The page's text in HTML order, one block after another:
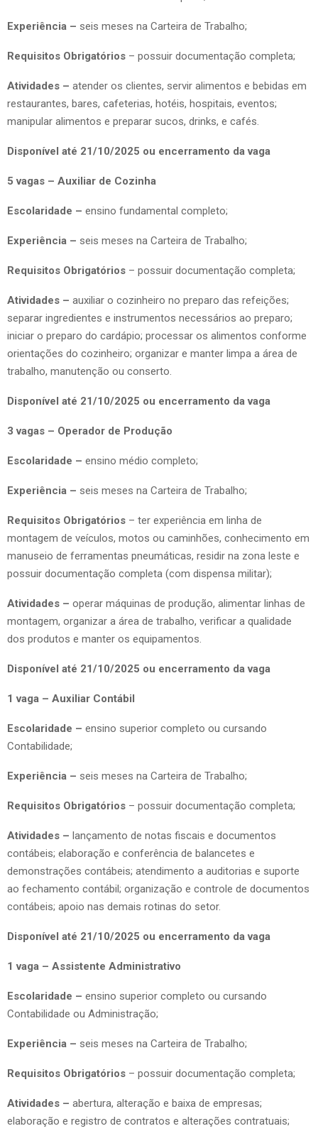
Experiência – seis meses na Carteira de Trabalho;
Requisitos Obrigatórios – possuir documentação completa;
Atividades – atender os clientes, servir alimentos e bebidas em
restaurantes, bares, cafeterias, hotéis, hospitais, eventos;
manipular alimentos e preparar sucos, drinks, e cafés.
Disponível até 21/10/2025 ou encerramento da vaga
5 vagas – Auxiliar de Cozinha
Escolaridade – ensino fundamental completo;
Experiência – seis meses na Carteira de Trabalho;
Requisitos Obrigatórios – possuir documentação completa;
Atividades – auxiliar o cozinheiro no preparo das refeições;
separar ingredientes e instrumentos necessários ao preparo;
iniciar o preparo do cardápio; processar os alimentos conforme
orientações do cozinheiro; organizar e manter limpa a área de
trabalho, manutenção ou conserto.
Disponível até 21/10/2025 ou encerramento da vaga
3 vagas – Operador de Produção
Escolaridade – ensino médio completo;
Experiência – seis meses na Carteira de Trabalho;
Requisitos Obrigatórios – ter experiência em linha de
montagem de veículos, motos ou caminhões, conhecimento em
manuseio de ferramentas pneumáticas, residir na zona leste e
possuir documentação completa (com dispensa militar);
Atividades – operar máquinas de produção, alimentar linhas de
montagem, organizar a área de trabalho, verificar a qualidade
dos produtos e manter os equipamentos.
Disponível até 21/10/2025 ou encerramento da vaga
1 vaga – Auxiliar Contábil
Escolaridade – ensino superior completo ou cursando
Contabilidade;
Experiência – seis meses na Carteira de Trabalho;
Requisitos Obrigatórios – possuir documentação completa;
Atividades – lançamento de notas fiscais e documentos
contábeis; elaboração e conferência de balancetes e
demonstrações contábeis; atendimento a auditorias e suporte
ao fechamento contábil; organização e controle de documentos
contábeis; apoio nas demais rotinas do setor.
Disponível até 21/10/2025 ou encerramento da vaga
1 vaga – Assistente Administrativo
Escolaridade – ensino superior completo ou cursando
Contabilidade ou Administração;
Experiência – seis meses na Carteira de Trabalho;
Requisitos Obrigatórios – possuir documentação completa;
Atividades – abertura, alteração e baixa de empresas;
elaboração e registro de contratos e alterações contratuais;